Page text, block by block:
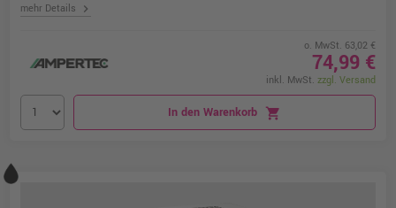
mehr Details chevron_right
o. MwSt. 63,02 €
74,99 €
inkl. MwSt. zzgl. Versand
In den Warenkorb shopping_cart